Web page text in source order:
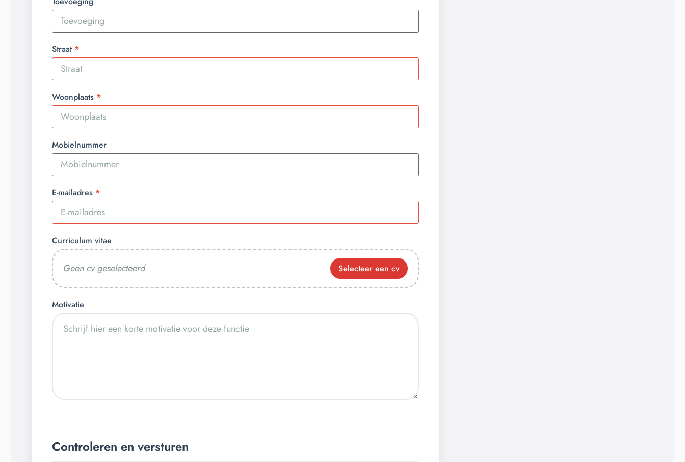
Straat
Woonplaats
Mobielnummer
E-mailadres
Curriculum vitae
Geen cv geselecteerd Selecteer een cv
Motivatie
Controleren en versturen